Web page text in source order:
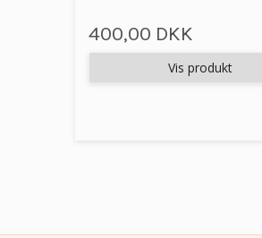
400,00 DKK
Vis produkt